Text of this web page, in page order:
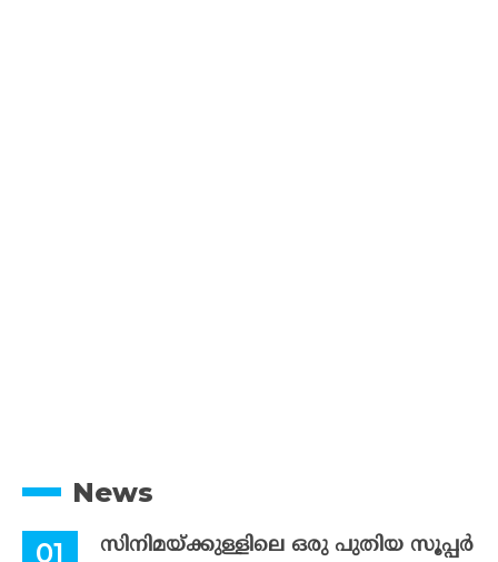
News
സിനിമയ്ക്കുള്ളിലെ ഒരു പുതിയ സൂപ്പർ